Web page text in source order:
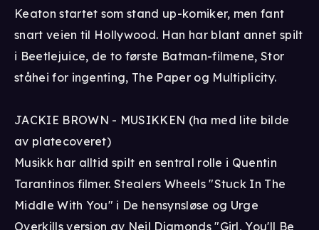
Keaton startet som stand up-komiker, men fant
snart veien til Hollywood. Han har blant annet spilt
i Beetlejuice, de to første Batman-filmene, Stor
ståhei for ingenting, The Paper og Multiplicity.
JACKIE BROWN - MUSIKKEN (ha med lite bilde
av platecoveret)
Musikk har alltid spilt en sentral rolle i Quentin
Tarantinos filmer. Stealers Wheels "Stuck In The
Middle With You" i De hensynsløse og Urge
Overkills versjon av Neil Diamonds "Girl, You'll Be